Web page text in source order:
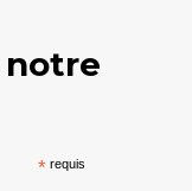
notre
* requis